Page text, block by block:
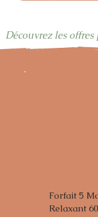
Découvrez les offres
Forfait 5
Relaxant